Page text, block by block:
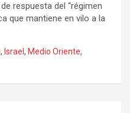
respuesta del “régimen
que mantiene en vilo a la
, Israel , Medio Oriente,